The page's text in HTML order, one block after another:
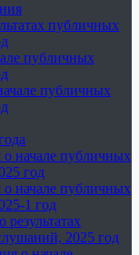
публичных
публичных
публичных
начале публичных
год
начале публичных
1 год
результатах
2025 год